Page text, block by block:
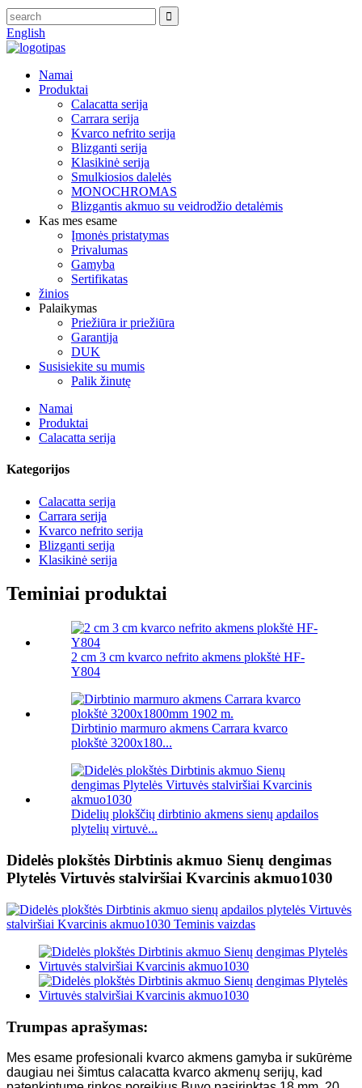
English
Namai
Produktai
Calacatta serija
Carrara serija
Kvarco nefrito serija
Blizganti serija
Klasikinė serija
Smulkiosios dalelės
MONOCHROMAS
Blizgantis akmuo su veidrodžio detalėmis
Kas mes esame
Įmonės pristatymas
Privalumas
Gamyba
Sertifikatas
žinios
Palaikymas
Priežiūra ir priežiūra
Garantija
DUK
Susisiekite su mumis
Palik žinutę
Namai
Produktai
Calacatta serija
Kategorijos
Calacatta serija
Carrara serija
Kvarco nefrito serija
Blizganti serija
Klasikinė serija
Teminiai produktai
2 cm 3 cm kvarco nefrito akmens plokštė HF-
Y804
Dirbtinio marmuro akmens Carrara kvarco
plokštė 3200x180...
Didelių plokščių dirbtinio akmens sienų apdailos
plytelių virtuvė...
Didelės plokštės Dirbtinis akmuo Sienų dengimas
Plytelės Virtuvės stalviršiai Kvarcinis akmuo1030
Trumpas aprašymas:
Mes esame profesionali kvarco akmens gamyba ir sukūrėme
daugiau nei šimtus calacatta kvarco akmenų serijų, kad